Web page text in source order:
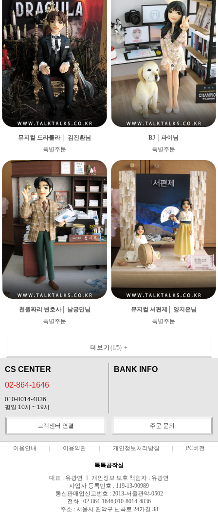
뮤지컬 드라큘라 │ 김진환님
특별주문
BJ │파이님
특별주문
천원짜리 변호사│ 남궁민님
특별주문
뮤지컬 서편제│ 양지은님
특별주문
더보기 (1/5)+
CS CENTER
02-864-1646
010-8014-4836
평일 10시 ~ 19시
BANK INFO
고객센터 연결 주문 문의
이용안내 이용약관 개인정보처리방침 PC버전
톡톡공작실
대표 : 유광연 ㅣ 개인정보 보호 책임자 : 유광연
사업자 등록번호 : 119-13-90989
통신판매업신고번호 : 2013-서울관악-0502
전화 : 02-864-1646,010-8014-4836
주소 : 서울시 관악구 난곡로 24가길 38